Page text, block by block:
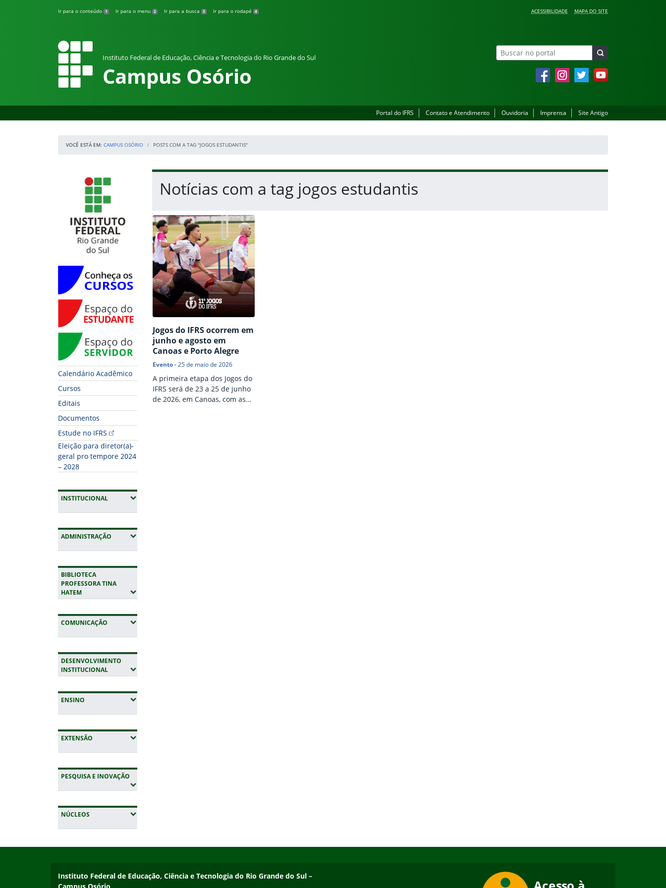
Ir para o conteúdo 1 Ir para o menu 2 Ir para a busca 3 Ir para o rodapé 4 ACESSIBILIDADE MAPA DO SITE
Instituto Federal de Educação, Ciência e Tecnologia do Rio Grande do Sul
Campus Osório FacebookInstagramTwitter YouTube
Portal do IFRS Contato e Atendimento Ouvidoria Imprensa Site Antigo
VOCÊ ESTÁ EM: CAMPUS OSÓRIO POSTS COM A TAG "JOGOS ESTUDANTIS"
Início da navegação
Conheça os Cursos
Espaço do Estudante
Espaço do Servidor
Calendário Acadêmico
Cursos
Editais
Documentos
Estude no IFRS
Eleição para diretor(a)-
geral pro tempore 2024
– 2028
INSTITUCIONAL(EXPANDIR SUBMENUS)
ADMINISTRAÇÃO (EXPANDIR SUBMENUS)
BIBLIOTECA
PROFESSORA TINA
HATEM(EXPANDIR SUBMENUS)
COMUNICAÇÃO (EXPANDIR SUBMENUS)
DESENVOLVIMENTO
INSTITUCIONAL(EXPANDIR SUBMENUS)
ENSINO (EXPANDIR SUBMENUS)
EXTENSÃO (EXPANDIR SUBMENUS)
PESQUISA E INOVAÇÃO
NÚCLEOS (EXPANDIR SUBMENUS)
Início do conteúdo
Notícias com a tag jogos estudantis
Jogos do IFRS ocorrem em
junho e agosto em
Canoas e Porto Alegre
Evento-25 de maio de 2026
A primeira etapa dos Jogos do
IFRS será de 23 a 25 de junho
de 2026, em Canoas, com as
Instituto Federal de Educação, Ciência e Tecnologia do Rio Grande do Sul – Campus Osório
Instituto Federal de Educação, Ciência e Tecnologia do Rio Grande do Sul –